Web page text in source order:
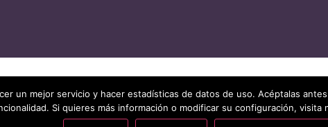
un mejor servicio y hacer estadísticas de datos de uso. Acéptalas
Si quieres más información o modificar su configuración, visita